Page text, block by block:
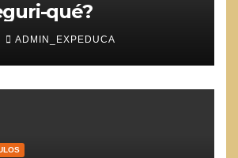
qué?
ADMIN_EXPEDUCA